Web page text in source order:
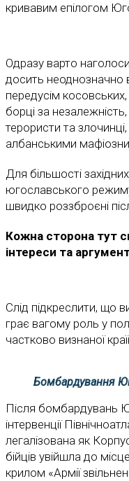
кривавим епілогом
Одразу варто
досить неоднозначно
передусім косовських,
борці за
терористи та злочинці,
албанськими
Для більшості
югославського
швидко роззброєні
Кожна сторона тут
інтереси та
Слід підкреслити, що
грає вагому роль у
частково визнаної
Бомбардування
Після бомбардувань
інтервенції
легалізована як
бійців увійшла до
крилом «Армії